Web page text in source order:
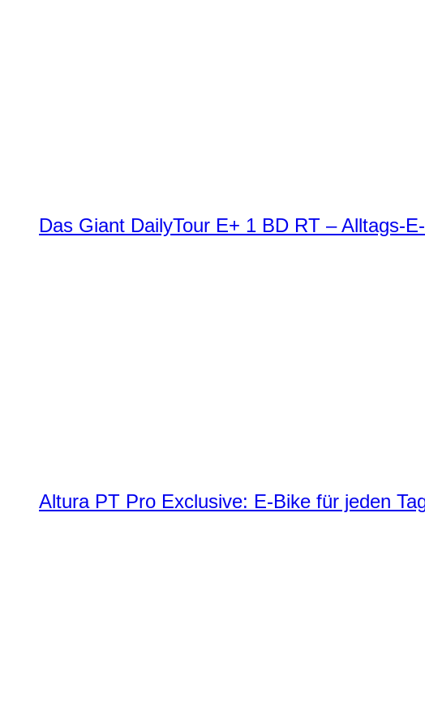
Das Giant DailyTour E+ 1 BD RT – Alltags-
Altura PT Pro Exclusive: E-Bike für jeden